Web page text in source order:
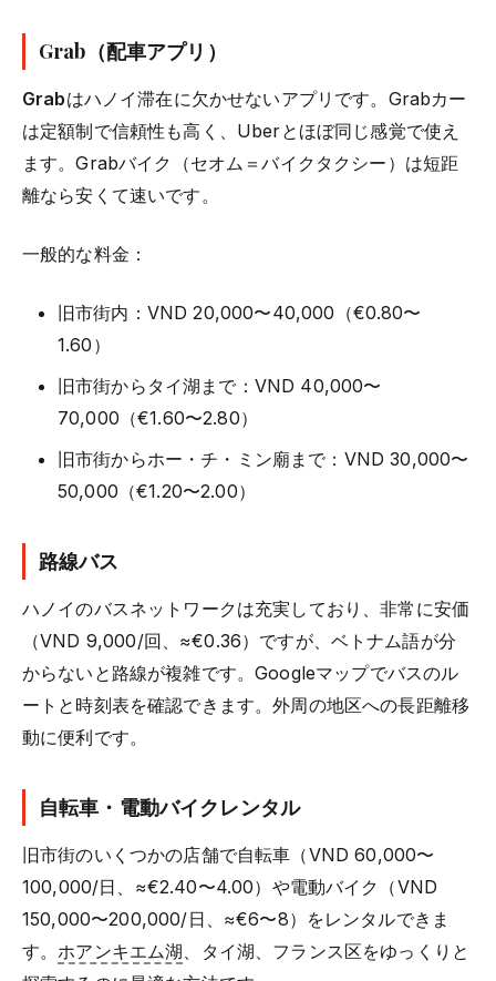
Grab（配車アプリ）
Grabはハノイ滞在に欠かせないアプリです。Grabカー
は定額制で信頼性も高く、Uberとほぼ同じ感覚で使え
ます。Grabバイク（セオム＝バイクタクシー）は短距
離なら安くて速いです。
一般的な料金：
旧市街内：VND 20,000〜40,000（€0.80〜
1.60）
旧市街からタイ湖まで：VND 40,000〜
70,000（€1.60〜2.80）
旧市街からホー・チ・ミン廟まで：VND 30,000〜
50,000（€1.20〜2.00）
路線バス
ハノイのバスネットワークは充実しており、非常に安価
（VND 9,000/回、≈€0.36）ですが、ベトナム語が分
からないと路線が複雑です。Googleマップでバスのル
ートと時刻表を確認できます。外周の地区への長距離移
動に便利です。
自転車・電動バイクレンタル
旧市街のいくつかの店舗で自転車（VND 60,000〜
100,000/日、≈€2.40〜4.00）や電動バイク（VND
150,000〜200,000/日、≈€6〜8）をレンタルできま
す。ホアンキエム湖、タイ湖、フランス区をゆっくりと